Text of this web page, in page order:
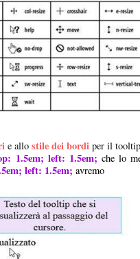
e allo stile dei bordi per il
1.5em; left: 1.5em; che lo
left: 1.5em; avremo